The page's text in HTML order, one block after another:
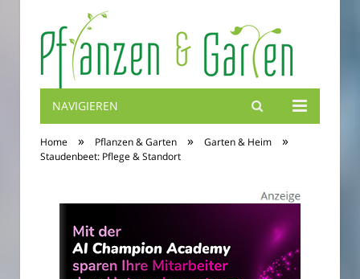
Blumenbibel
NAVIGIEREN
Home » Pflanzen & Garten » Garten & Heim »
Staudenbeet: Pflege & Standort